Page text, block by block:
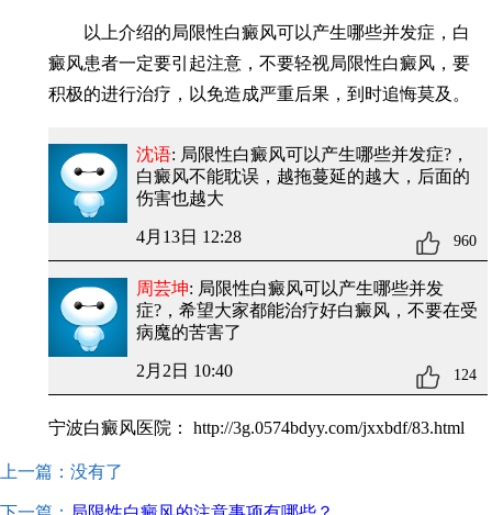
以上介绍的局限性白癜风可以产生哪些并发症，白
癜风患者一定要引起注意，不要轻视局限性白癜风，要
积极的进行治疗，以免造成严重后果，到时追悔莫及。
沈语: 局限性白癜风可以产生哪些并发症? ，
白癜风不能耽误，越拖蔓延的越大，后面的
伤害也越大
4月13日 12:28 960
周芸坤: 局限性白癜风可以产生哪些并发
症? ，希望大家都能治疗好白癜风，不要在受
病魔的苦害了
2月2日 10:40 124
宁波白癜风医院： http://3g.0574bdyy.com/jxxbdf/83.html
上一篇：没有了